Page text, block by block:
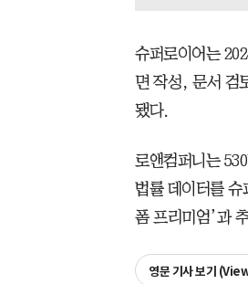
슈퍼로이어는
면 작성, 문서 검
됐다.
로앤컴퍼니는
법률 데이터를 슈
폼 프리미엄’과
영문 기사 보기